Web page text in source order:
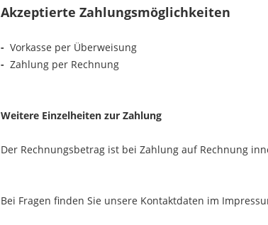
Akzeptierte Zahlungsmöglichkeiten
- Vorkasse per Überweisung
- Zahlung per Rechnung
Weitere Einzelheiten zur Zahlung
Der Rechnungsbetrag ist bei Zahlung auf Rechnung
Bei Fragen finden Sie unsere Kontaktdaten im